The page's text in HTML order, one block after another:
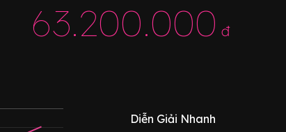
63.200.000 đ
Diễn Giải Nhanh